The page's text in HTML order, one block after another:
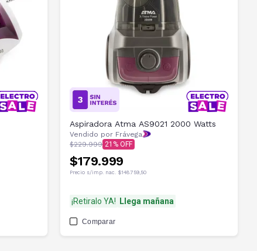
Aspiradora Atma AS9021 2000 Watts
Vendido por Frávega
$229.999 21
$179.999
Precio s/imp. nac. $148.759,50
¡Retiralo YA! Llega mañana
Comparar